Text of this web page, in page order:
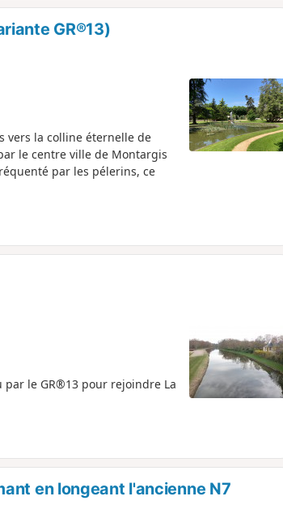
GR®13)
vers la colline éternelle de
le centre ville de Montargis
par les pélerins, ce
par le GR®13 pour rejoindre La
en longeant l'ancienne N7